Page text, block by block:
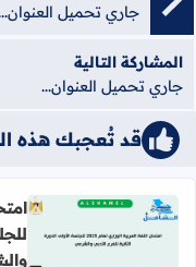
جاري تحميل
المشاركة التالية
جاري تحميل العنوان...
قد تُعجبك هذه
اقرأ المزيد عن امتحان اللغة